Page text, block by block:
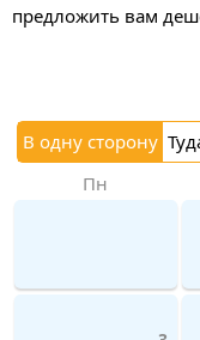
предложить вам
В одну сторону
Пн